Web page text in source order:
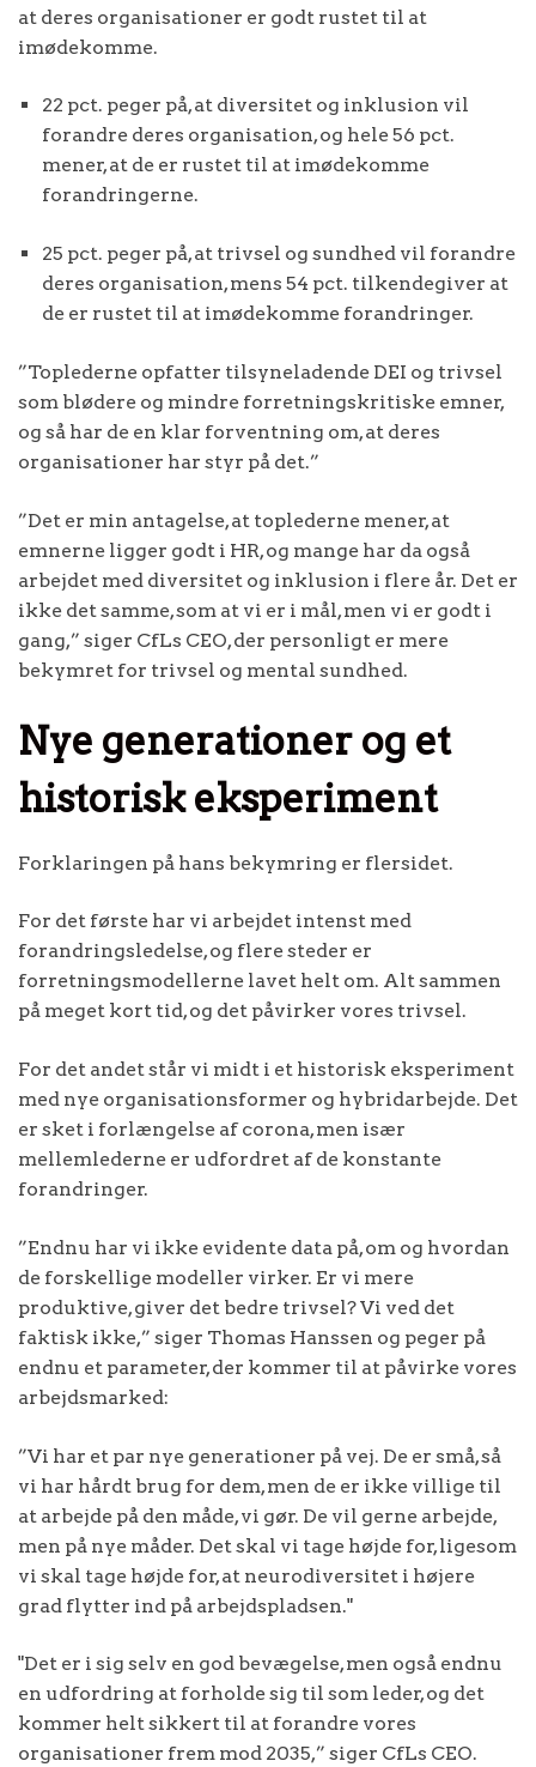
at deres organisationer er godt rustet til at
imødekomme.
22 pct. peger på, at diversitet og inklusion vil
forandre deres organisation, og hele 56 pct.
mener, at de er rustet til at imødekomme
forandringerne.
25 pct. peger på, at trivsel og sundhed vil forandre
deres organisation, mens 54 pct. tilkendegiver at
de er rustet til at imødekomme forandringer.
”Toplederne opfatter tilsyneladende DEI og trivsel
som blødere og mindre forretningskritiske emner,
og så har de en klar forventning om, at deres
organisationer har styr på det.”
”Det er min antagelse, at toplederne mener, at
emnerne ligger godt i HR, og mange har da også
arbejdet med diversitet og inklusion i flere år. Det er
ikke det samme, som at vi er i mål, men vi er godt i
gang,” siger CfLs CEO, der personligt er mere
bekymret for trivsel og mental sundhed.
Nye generationer og et
historisk eksperiment
Forklaringen på hans bekymring er flersidet.
For det første har vi arbejdet intenst med
forandringsledelse, og flere steder er
forretningsmodellerne lavet helt om. Alt sammen
på meget kort tid, og det påvirker vores trivsel.
For det andet står vi midt i et historisk eksperiment
med nye organisationsformer og hybridarbejde. Det
er sket i forlængelse af corona, men især
mellemlederne er udfordret af de konstante
forandringer.
”Endnu har vi ikke evidente data på, om og hvordan
de forskellige modeller virker. Er vi mere
produktive, giver det bedre trivsel? Vi ved det
faktisk ikke,” siger Thomas Hanssen og peger på
endnu et parameter, der kommer til at påvirke vores
arbejdsmarked:
”Vi har et par nye generationer på vej. De er små, så
vi har hårdt brug for dem, men de er ikke villige til
at arbejde på den måde, vi gør. De vil gerne arbejde,
men på nye måder. Det skal vi tage højde for, ligesom
vi skal tage højde for, at neurodiversitet i højere
grad flytter ind på arbejdspladsen."
"Det er i sig selv en god bevægelse, men også endnu
en udfordring at forholde sig til som leder, og det
kommer helt sikkert til at forandre vores
organisationer frem mod 2035,” siger CfLs CEO.